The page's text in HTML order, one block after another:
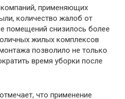
применяющих
количество жалоб от
помещений снизилось более
жилых комплексов
позволило не только
время уборки после
что применение